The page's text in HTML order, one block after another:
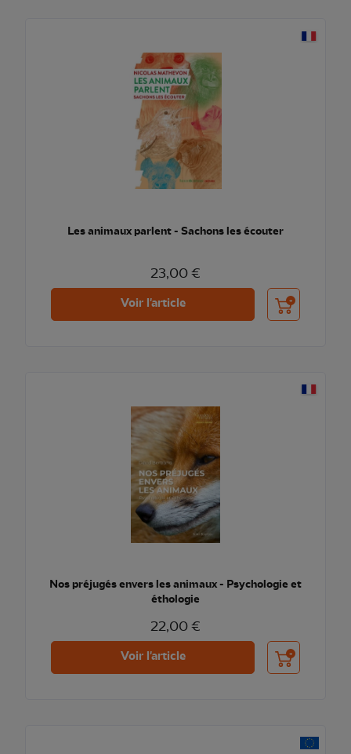
Les animaux parlent - Sachons les écouter
23,00 €
Voir l'article Ajouter au
Nos préjugés envers les animaux - Psychologie et
éthologie
22,00 €
Voir l'article Ajouter au